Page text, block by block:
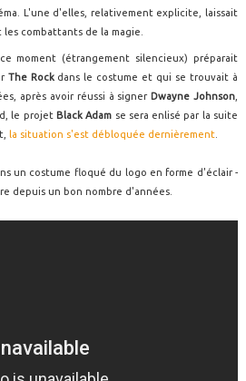
L'une d'elles, relativement explicite, laissait
combattants de la magie.
moment (étrangement silencieux) préparait
The Rockdans le costume et qui se trouvait à
après avoir réussi à signer Dwayne Johnson
le projet Black Adam se sera enlisé par la suite
la situation s'est débloquée dernièrement
un costume floqué du logo en forme d'éclair -
depuis un bon nombre d'années.